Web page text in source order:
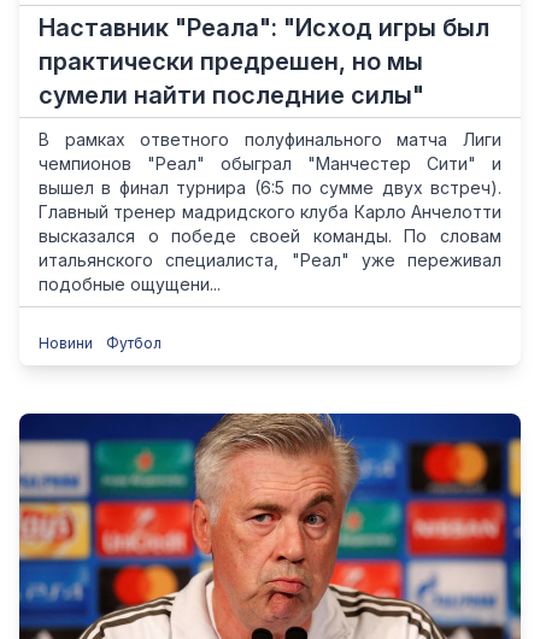
Наставник "Реала": "Исход игры был
практически предрешен, но мы
сумели найти последние силы"
В рамках ответного полуфинального матча Лиги
чемпионов "Реал" обыграл "Манчестер Сити" и
вышел в финал турнира (6:5 по сумме двух встреч).
Главный тренер мадридского клуба Карло Анчелотти
высказался о победе своей команды. По словам
итальянского специалиста, "Реал" уже переживал
подобные ощущени...
Новини Футбол